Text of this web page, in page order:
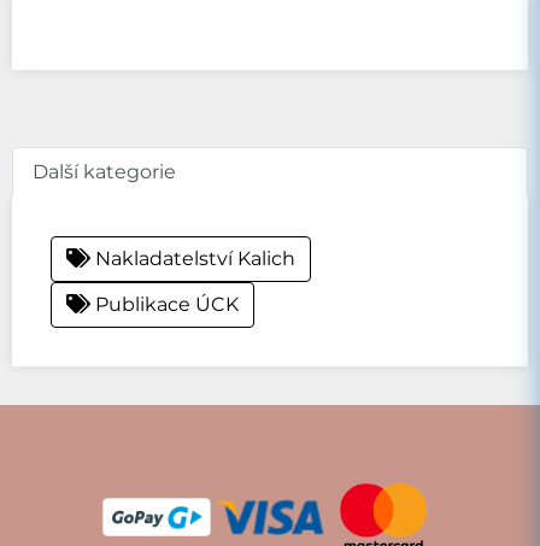
Další kategorie
Nakladatelství Kalich
Publikace ÚCK